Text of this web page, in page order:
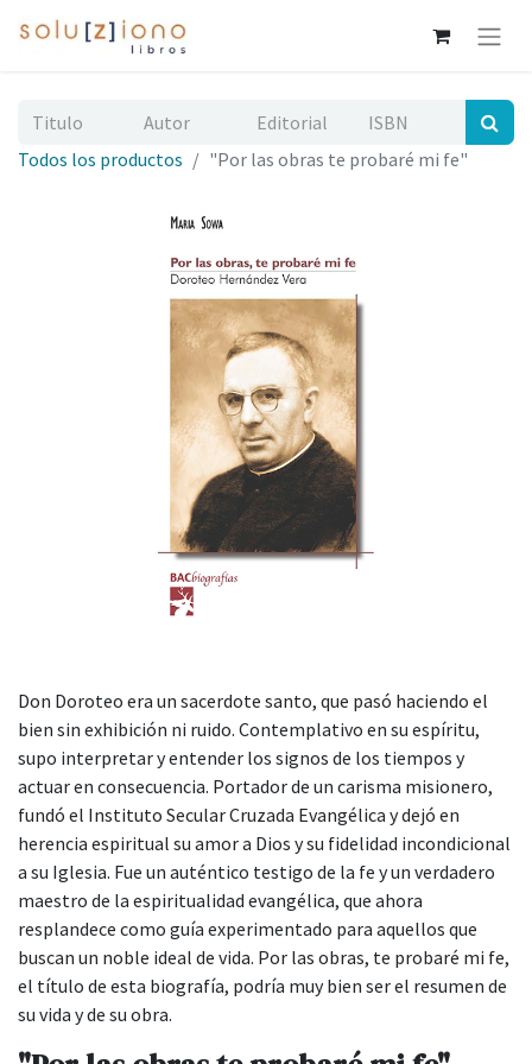
Todos los productos "Por las obras te probaré mi fe"
Don Doroteo era un sacerdote santo, que pasó haciendo el
bien sin exhibi­ción ni ruido. Contemplativo en su espíritu,
supo interpretar y entender los signos de los tiempos y
actuar en conse­cuencia. Portador de un carisma misio­nero,
fundó el Instituto Secular Cruzada Evangélica y dejó en
herencia espiritual su amor a Dios y su fidelidad incondicio­nal
a su Iglesia. Fue un auténtico testigo de la fe y un verdadero
maestro de la espirituali­dad evangélica, que ahora
resplandece como guía experimentado para aquellos que
buscan un noble ideal de vida. Por las obras, te probaré mi fe,
el título de esta bio­grafía, podría muy bien ser el resumen de
su vida y de su obra.